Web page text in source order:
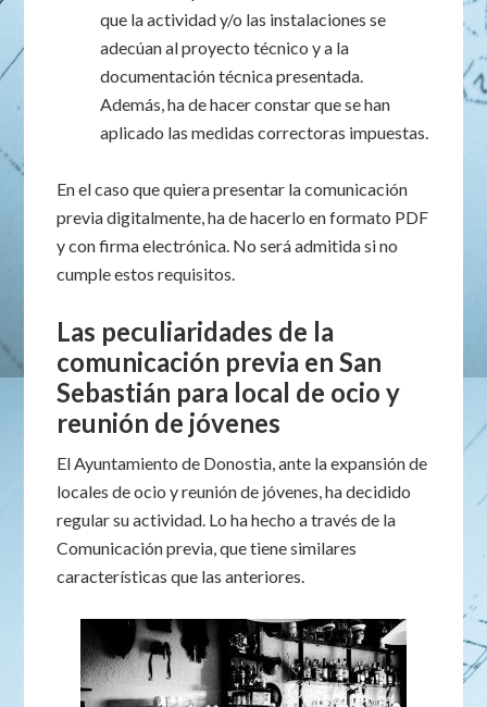
que la actividad y/o las instalaciones se
adecúan al proyecto técnico y a la
documentación técnica presentada.
Además, ha de hacer constar que se han
aplicado las medidas correctoras impuestas.
En el caso que quiera presentar la comunicación
previa digitalmente, ha de hacerlo en formato PDF
y con firma electrónica. No será admitida si no
cumple estos requisitos.
Las peculiaridades de la
comunicación previa en San
Sebastián para local de ocio y
reunión de jóvenes
El Ayuntamiento de Donostia, ante la expansión de
locales de ocio y reunión de jóvenes, ha decidido
regular su actividad. Lo ha hecho a través de la
Comunicación previa, que tiene similares
características que las anteriores.